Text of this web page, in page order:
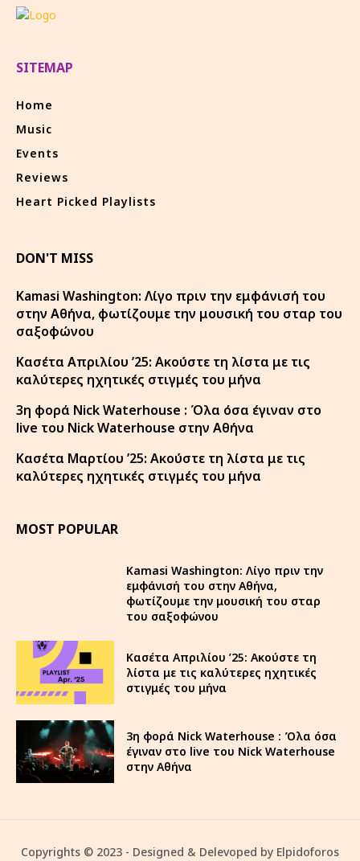
SITEMAP
Home
Music
Events
Reviews
Heart Picked Playlists
DON'T MISS
Kamasi Washington: Λίγο πριν την εμφάνισή του
στην Αθήνα, φωτίζουμε την μουσική του σταρ του
σαξοφώνου
Κασέτα Απριλίου ’25: Ακούστε τη λίστα με τις
καλύτερες ηχητικές στιγμές του μήνα
3η φορά Nick Waterhouse : Όλα όσα έγιναν στο
live του Nick Waterhouse στην Αθήνα
Κασέτα Μαρτίου ’25: Ακούστε τη λίστα με τις
καλύτερες ηχητικές στιγμές του μήνα
MOST POPULAR
Kamasi Washington: Λίγο πριν την
εμφάνισή του στην Αθήνα,
φωτίζουμε την μουσική του σταρ
του σαξοφώνου
Κασέτα Απριλίου ’25: Ακούστε τη
λίστα με τις καλύτερες ηχητικές
στιγμές του μήνα
3η φορά Nick Waterhouse : Όλα όσα
έγιναν στο live του Nick Waterhouse
στην Αθήνα
Copyrights © 2023 - Designed & Delevoped by Elpidoforos